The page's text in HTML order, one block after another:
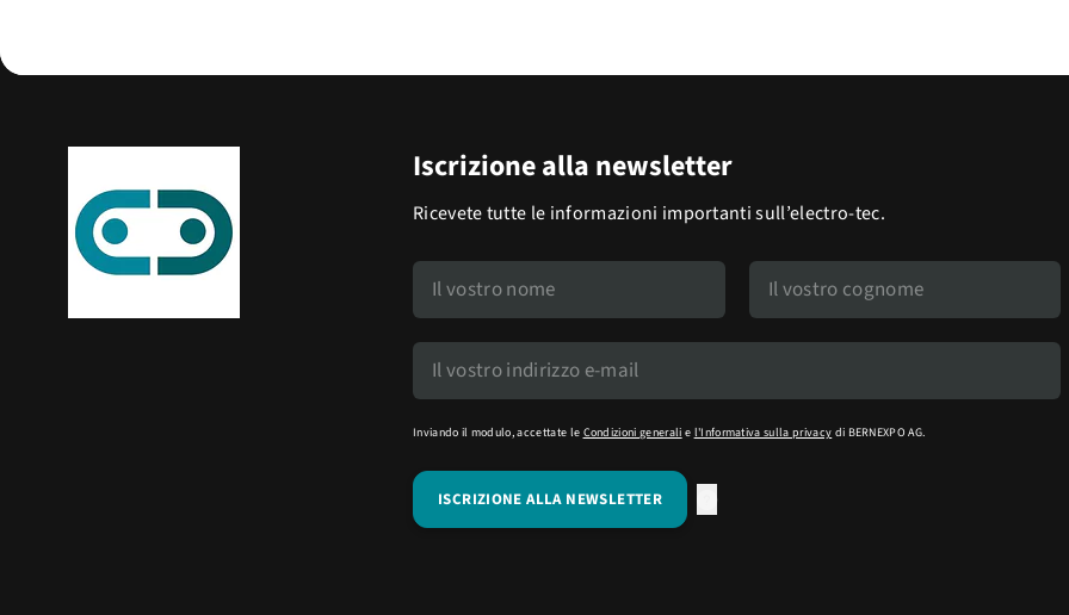
Iscrizione alla newsletter
Ricevete tutte le informazioni importanti sull’electro-tec.
Inviando il modulo, accettate le Condizioni generali e l'Informativa sulla privacy di BERNEXPO AG.